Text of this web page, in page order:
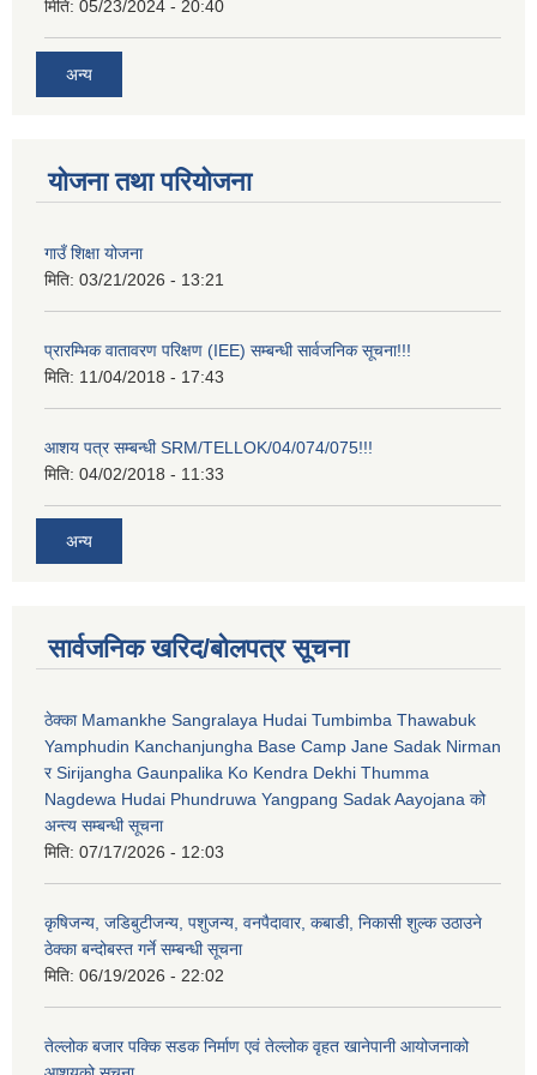
मिति: 05/23/2024 - 20:40
अन्य
योजना तथा परियोजना
गाउँ शिक्षा योजना
मिति: 03/21/2026 - 13:21
प्रारम्भिक वातावरण परिक्षण (IEE) सम्बन्धी सार्वजनिक सूचना!!!
मिति: 11/04/2018 - 17:43
आशय पत्र सम्बन्धी SRM/TELLOK/04/074/075!!!
मिति: 04/02/2018 - 11:33
अन्य
सार्वजनिक खरिद/बोलपत्र सूचना
ठेक्का Mamankhe Sangralaya Hudai Tumbimba Thawabuk
Yamphudin Kanchanjungha Base Camp Jane Sadak Nirman
र Sirijangha Gaunpalika Ko Kendra Dekhi Thumma
Nagdewa Hudai Phundruwa Yangpang Sadak Aayojana को
अन्त्य सम्बन्धी सूचना
मिति: 07/17/2026 - 12:03
कृषिजन्य, जडिबुटीजन्य, पशुजन्य, वनपैदावार, कबाडी, निकासी शुल्क उठाउने
ठेक्का बन्दोबस्त गर्ने सम्बन्धी सूचना
मिति: 06/19/2026 - 22:02
तेल्लोक बजार पक्कि सडक निर्माण एवं तेल्लोक वृहत खानेपानी आयोजनाको